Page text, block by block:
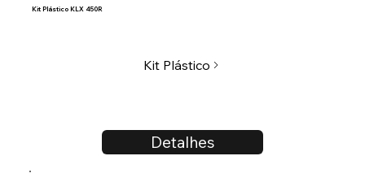
Kit Plástico KLX 450R
Detalhes
Kit Plástico